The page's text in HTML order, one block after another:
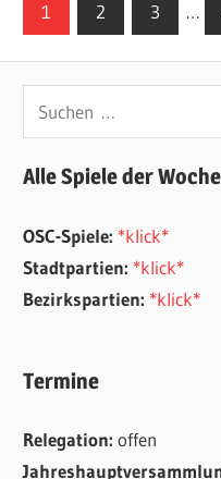
Beiträge
1 2 3 …
Suchen
nach:
Alle Spiele der
OSC-Spiele: *klick*
Stadtpartien: *klick*
Bezirkspartien: *klick*
Termine
Relegation:offen